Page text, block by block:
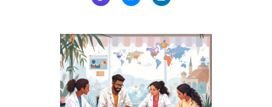
Qui sommes nous ?
Nous suivre